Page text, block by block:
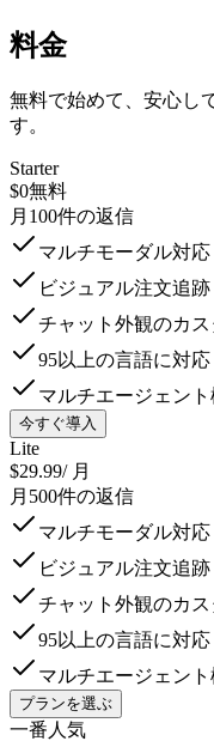
料金
無料で始めて、安心し
す。
Starter
$0無料
月100件の返信
マルチモーダル対応
ビジュアル注文追跡
チャット外観のカ
95以上の言語に対応
マルチエージェン
今すぐ導入
Lite
$29.99/ 月
月500件の返信
マルチモーダル対応
ビジュアル注文追跡
チャット外観のカ
95以上の言語に対応
マルチエージェン
プランを選ぶ
一番人気